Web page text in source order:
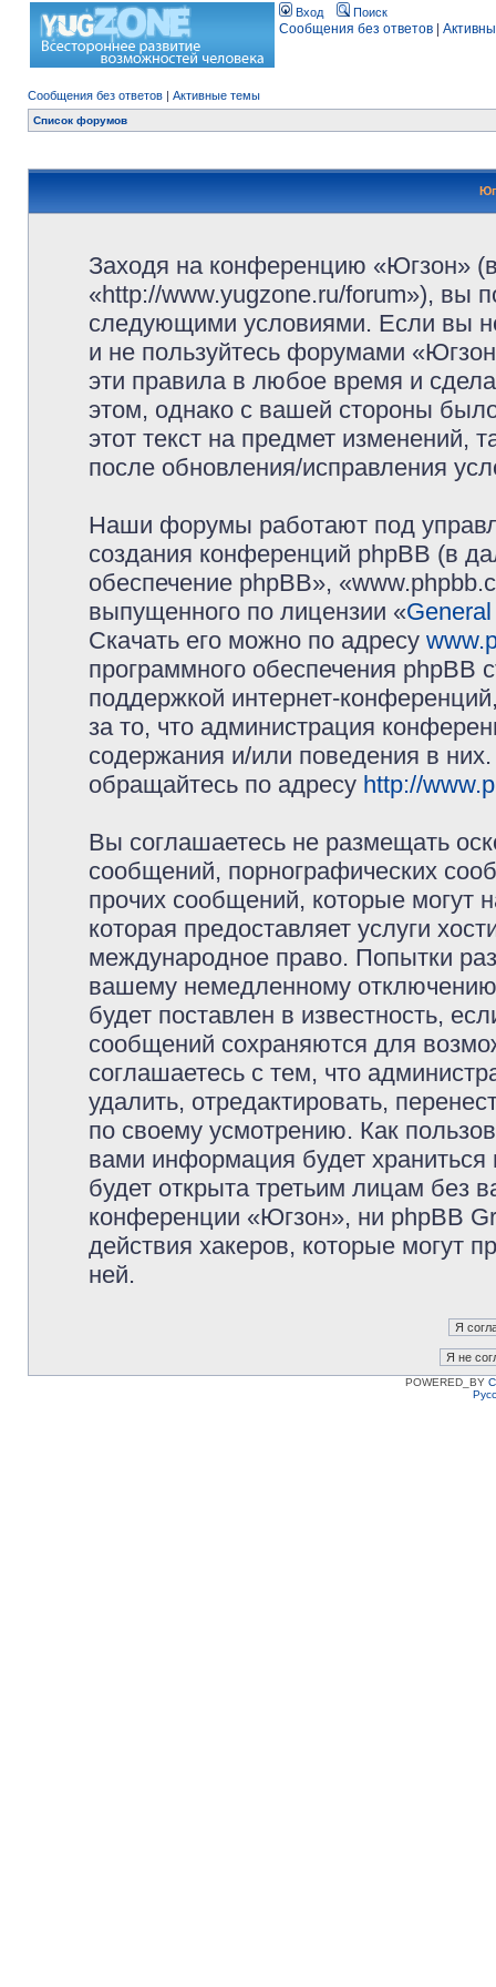
Вход Поиск
Сообщения без ответов
Сообщения без ответов | Активные темы
Список форумов
Заходя на конференцию «Югзон»
«http://www.yugzone.ru/forum»), вы
следующими условиями. Если вы
и не пользуйтесь форумами
эти правила в любое время и
этом, однако с вашей стороны
этот текст на предмет изменений,
после обновления/исправления
Наши форумы работают под
создания конференций phpBB (в
обеспечение phpBB»,
выпущенного по лицензии «
Скачать его можно по адресу
программного обеспечения phpBB
поддержкой интернет-
за то, что администрация
содержания и/или поведения в
обращайтесь по адресу http://
Вы соглашаетесь не размещать
сообщений, порнографических
прочих сообщений, которые могут
которая предоставляет услуги
международное право. Попытки
вашему немедленному
будет поставлен в известность,
сообщений сохраняются для
соглашаетесь с тем, что
удалить, отредактировать,
по своему усмотрению. Как
вами информация будет
будет открыта третьим лицам без
конференции «Югзон», ни phpBB
действия хакеров, которые могут
ней.
POWERED_BY